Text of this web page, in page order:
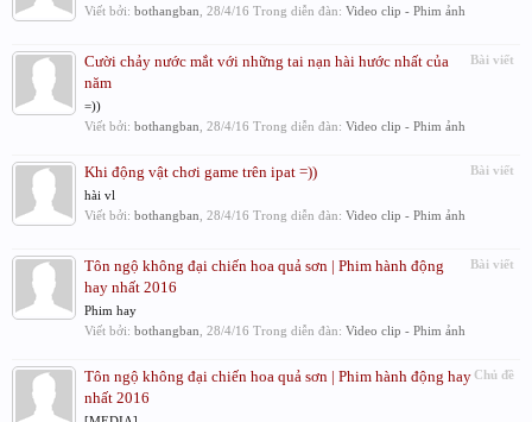
Viết bởi: bothangban 28/4/16 Trong diễn đàn: Video clip - Phim ảnh
Bài viết
Cười chảy nước mắt với những tai nạn hài hước nhất của
năm
=))
Viết bởi: bothangban 28/4/16 Trong diễn đàn: Video clip - Phim ảnh
Bài viết
Khi động vật chơi game trên ipat =))
hài vl
Viết bởi: bothangban 28/4/16 Trong diễn đàn: Video clip - Phim ảnh
Bài viết
Tôn ngộ không đại chiến hoa quả sơn | Phim hành động
hay nhất 2016
Phim hay
Viết bởi: bothangban 28/4/16 Trong diễn đàn: Video clip - Phim ảnh
Chủ đề
Tôn ngộ không đại chiến hoa quả sơn | Phim hành động hay
nhất 2016